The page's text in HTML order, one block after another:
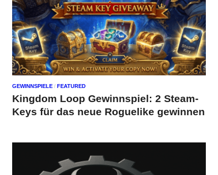
GEWINNSPIELE / FEATURED
Kingdom Loop Gewinnspiel: 2 Steam-
Keys für das neue Roguelike gewinnen